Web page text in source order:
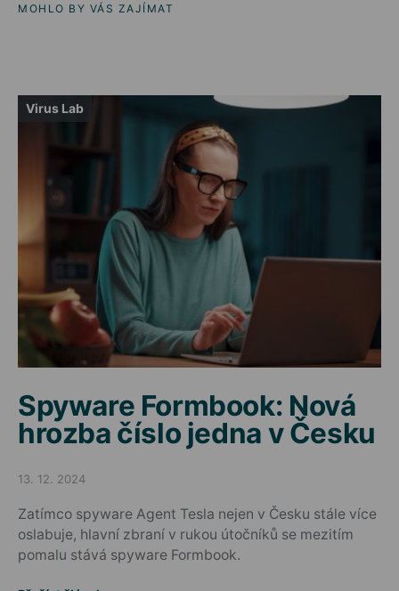
MOHLO BY VÁS ZAJÍMAT
Virus Lab
Spyware Formbook: Nová
hrozba číslo jedna v Česku
Posted on
13. 12. 2024
Zatímco spyware Agent Tesla nejen v Česku stále více
oslabuje, hlavní zbraní v rukou útočníků se mezitím
pomalu stává spyware Formbook.